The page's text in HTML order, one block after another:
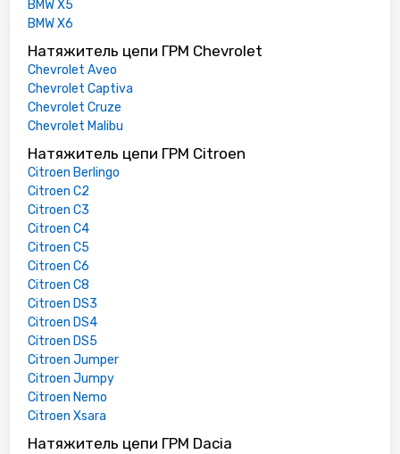
BMW X5
BMW X6
Натяжитель цепи ГРМ Chevrolet
Chevrolet Aveo
Chevrolet Captiva
Chevrolet Cruze
Chevrolet Malibu
Натяжитель цепи ГРМ Citroen
Citroen Berlingo
Citroen C2
Citroen C3
Citroen C4
Citroen C5
Citroen C6
Citroen C8
Citroen DS3
Citroen DS4
Citroen DS5
Citroen Jumper
Citroen Jumpy
Citroen Nemo
Citroen Xsara
Натяжитель цепи ГРМ Dacia